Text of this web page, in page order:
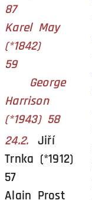
87
Karel May
(*1842)
59
George
Harrison
(*1943) 58
24.2. Jiří
Trnka (*1912)
57
Alain Prost